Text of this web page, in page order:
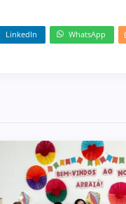
LinkedIn WhatsApp